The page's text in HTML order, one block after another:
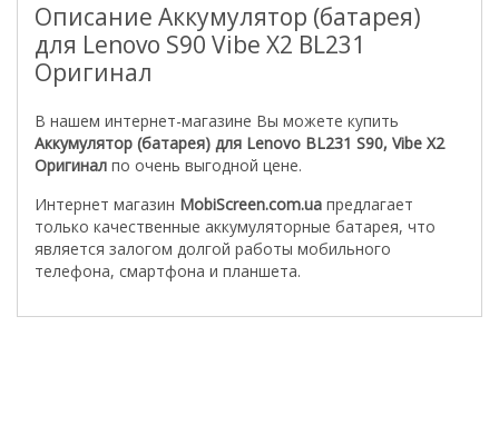
Описание Аккумулятор (батарея)
для Lenovo S90 Vibe X2 BL231
Оригинал
В нашем интернет-магазине Вы можете купить
Аккумулятор (батарея) для Lenovo BL231 S90, Vibe X2
Оригинал по очень выгодной цене.
Интернет магазин MobiScreen.com.ua предлагает
только качественные аккумуляторные батарея, что
является залогом долгой работы мобильного
телефона, смартфона и планшета.